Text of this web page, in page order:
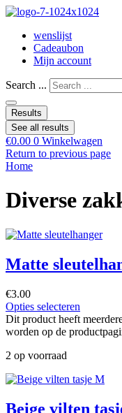
wenslijst
Cadeaubon
Mijn account
Search ...
Results
See all results
€0.00 0 Winkelwagen
Return to previous page
Home
Diverse
Matte
€3.00
Opties selecteren
Dit product heeft
worden op de
2 op voorraad
Beige vilten